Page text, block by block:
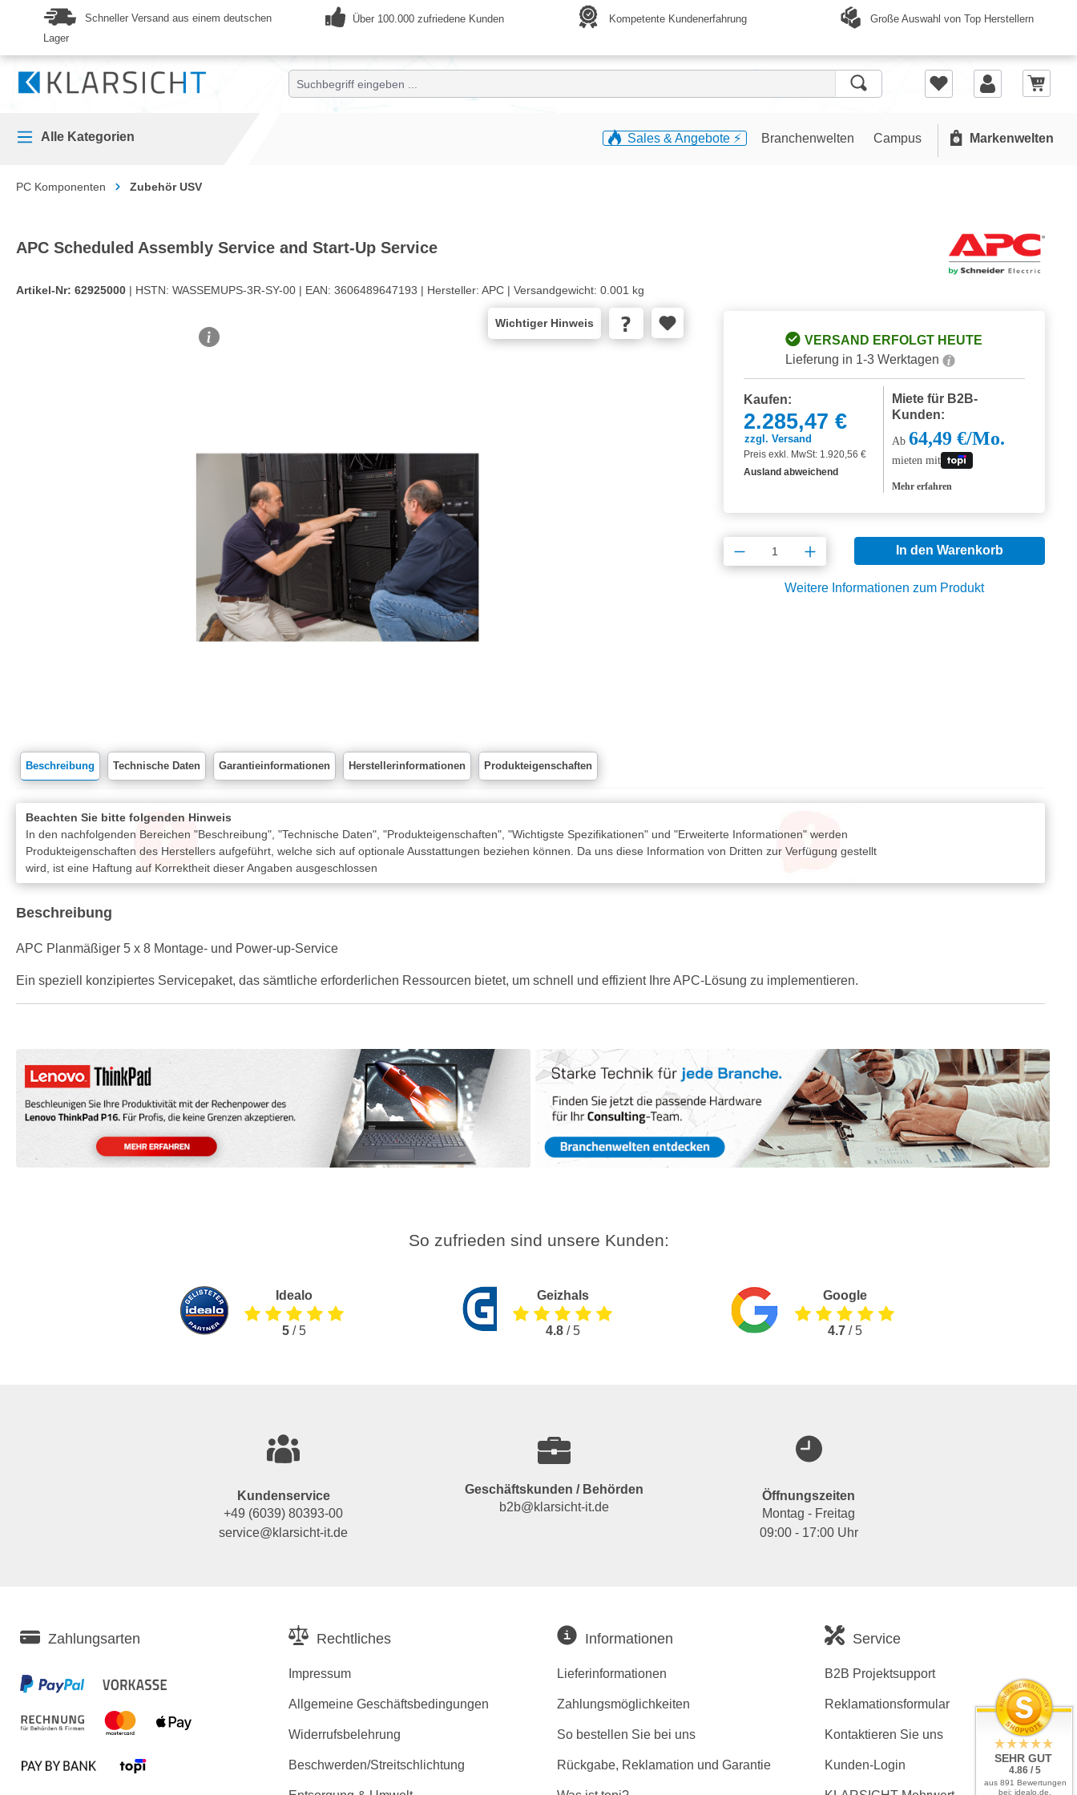
Zur Hauptnavigation springen
Schneller Versand aus einem deutschen
Lager
Über 100.000 zufriedene Kunden Kompetente Kundenerfahrung Große Auswahl von Top Herstellern
Alle Kategorien Sales & Angebote ⚡️ Branchenwelten Campus Markenwelten
PC Komponenten Zubehör USV
APC Scheduled Assembly Service and Start-Up Service
Artikel-Nr: 62925000 | HSTN: WASSEMUPS-3R-SY-00 | EAN: 3606489647193 | Hersteller: APC | Versandgewicht: 0.001 kg
Wichtiger Hinweis
VERSAND ERFOLGT HEUTE
Lieferung in 1-3 Werktagen
Kaufen:
2.285,47 €
zzgl. Versand
Preis exkl. MwSt: 1.920,56 €
Ausland abweichend
Miete für B2B-
Kunden:
Ab64,49 €/Mo.
mieten mit
Mehr erfahren
Produkt Anzahl: Gib den gewünschten
In den Warenkorb
Weitere Informationen zum Produkt
Beschreibung Technische Daten Garantieinformationen Herstellerinformationen Produkteigenschaften
Beachten Sie bitte folgenden Hinweis
In den nachfolgenden Bereichen "Beschreibung", "Technische Daten", "Produkteigenschaften", "Wichtigste Spezifikationen" und "Erweiterte Informationen" werden
Produkteigenschaften des Herstellers aufgeführt, welche sich auf optionale Ausstattungen beziehen können. Da uns diese Information von Dritten zur Verfügung gestellt
wird, ist eine Haftung auf Korrektheit dieser Angaben ausgeschlossen
Beschreibung
APC Planmäßiger 5 x 8 Montage- und Power-up-Service
Ein speziell konzipiertes Servicepaket, das sämtliche erforderlichen Ressourcen bietet, um schnell und effizient Ihre APC-Lösung zu implementieren.
So zufrieden sind unsere Kunden:
Idealo
5/ 5
Geizhals
4.8/ 5
Google
4.7/ 5
Kundenservice
+49 (6039) 80393-00
service@klarsicht-it.de
Geschäftskunden / Behörden
b2b@klarsicht-it.de
Öffnungszeiten
Montag - Freitag
09:00 - 17:00 Uhr
Zahlungsarten Rechtliches
Impressum
Allgemeine Geschäftsbedingungen
Widerrufsbelehrung
Beschwerden/Streitschlichtung
Informationen
Lieferinformationen
Zahlungsmöglichkeiten
So bestellen Sie bei uns
Rückgabe, Reklamation und Garantie
Service
B2B Projektsupport
Reklamationsformular
Kontaktieren Sie uns
Kunden-Login SEHR GUT
4.86 / 5
aus 891 Bewertungen
bei: idealo.de,